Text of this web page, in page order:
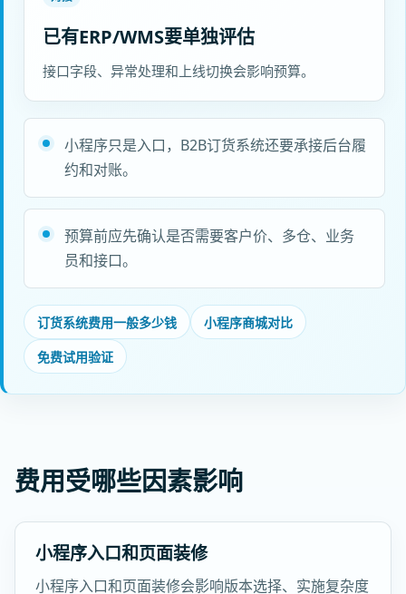
已有ERP/WMS要单独评估
接口字段、异常处理和上线切换会影响预算。
小程序只是入口，B2B订货系统还要承接后台履
约和对账。
预算前应先确认是否需要客户价、多仓、业务
员和接口。
订货系统费用一般多少钱
小程序商城对比
免费试用验证
费用受哪些因素影响
小程序入口和页面装修
小程序入口和页面装修会影响版本选择、实施复杂度